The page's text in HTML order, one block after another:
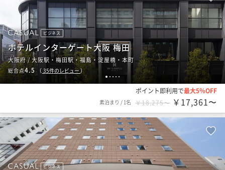
1 2 3 4 5
ビジネス
ホテルインターゲート大阪 梅田
大阪府 / 大阪駅・梅田駅・福島・淀屋橋・本町
総合点4.5（ 35件のレビュー）
ポイント即利用で最大5％OFF
素泊まり / 1名 ￥18,275〜 ￥17,361〜
ビジネス